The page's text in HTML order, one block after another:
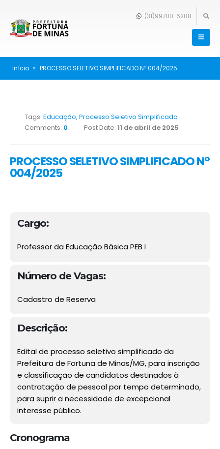
(31)99700-6208
Início » PROCESSO SELETIVO SIMPLIFICADO Nº 004/2025
Tags: Educação, Processo Seletivo Simplificado
Comments: 0 Post Date: 11 de abril de 2025
PROCESSO SELETIVO SIMPLIFICADO Nº
004/2025
Cargo:
Professor da Educação Básica PEB I
Número de Vagas:
Cadastro de Reserva
Descrição:
Edital de processo seletivo simplificado da
Prefeitura de Fortuna de Minas/MG, para inscrição
e classificação de candidatos destinados à
contratação de pessoal por tempo determinado,
para suprir a necessidade de excepcional
interesse público.
Cronograma